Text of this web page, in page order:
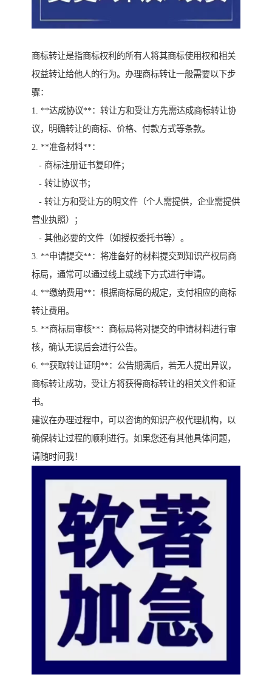
商标转让是指商标权利的所有人将其商标使用权和相关
权益转让给他人的行为。办理商标转让一般需要以下步
骤：
1. **达成协议**：转让方和受让方先需达成商标转让协
议，明确转让的商标、价格、付款方式等条款。
2. **准备材料**：
- 商标注册证书复印件；
- 转让协议书；
- 转让方和受让方的明文件（个人需提供，企业需提供
营业执照）；
- 其他必要的文件（如授权委托书等）。
3. **申请提交**：将准备好的材料提交到知识产权局商
标局，通常可以通过线上或线下方式进行申请。
4. **缴纳费用**：根据商标局的规定，支付相应的商标
转让费用。
5. **商标局审核**：商标局将对提交的申请材料进行审
核，确认无误后会进行公告。
6. **获取转让证明**：公告期满后，若无人提出异议，
商标转让成功，受让方将获得商标转让的相关文件和证
书。
建议在办理过程中，可以咨询的知识产权代理机构，以
确保转让过程的顺利进行。如果您还有其他具体问题，
请随时问我！